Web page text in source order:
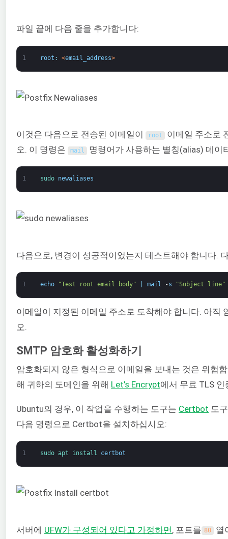
파일 끝에 다음 줄을 추가합니다:
1 root : <email_address>
이것은 다음으로 전송된 이메일이 root 이메일 주소로
오. 이 명령은
mail 명령어가 사용하는 별칭(alias) 데이
1 sudo newaliases
다음으로, 변경이 성공적이었는지 테스트해야 합니다.
1 echo "Test root email body" mail -s "Subject line"
이메일이 지정된 이메일 주소로 도착해야 합니다. 아직
오.
SMTP 암호화 활성화하기
암호화되지 않은 형식으로 이메일을 보내는 것은 위험
해 귀하의 도메인을 위해 Let’s Encrypt에서 무료 TLS
Ubuntu의 경우, 이 작업을 수행하는 도구는 Certbot 도
다음 명령으로 Certbot을 설치하십시오:
1 sudo apt install certbot
서버에 UFW가 구성되어 있다고 가정하면, 포트를 80 열